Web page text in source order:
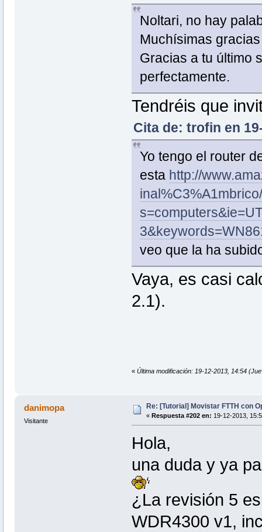
Noltari, no hay
Muchísimas
Gracias a tu último
perfectamente.
Tendréis que
Cita de: trofin en
Yo tengo el router
esta http://
veo que la ha
Vaya, es casi
2.1).
« Última modificación: 19-12-2013, 14:54
danimopa
Visitante
Re: [Tutorial] Movistar FTTH con
« Respuesta #202 en: 19-12-2013,
Hola,
una duda y ya
¿La revisión 5
WDR4300 v1,